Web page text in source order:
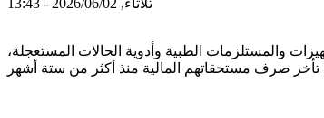
يونيو الجاري، احتجاجًا على ما وصفوه بنقص التجهيزات والمستلزمات الطبية وأدوية الحالات المستعجلة،